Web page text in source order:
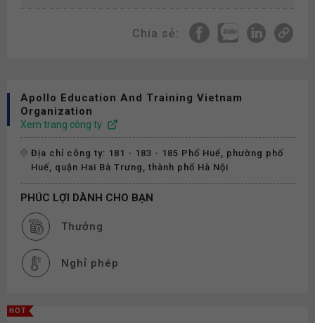
Chia sẻ:
Apollo Education And Training Vietnam
Organization
Xem trang công ty
Địa chỉ công ty: 181 - 183 - 185 Phố Huế, phường phố
Huế, quận Hai Bà Trưng, thành phố Hà Nội
PHÚC LỢI DÀNH CHO BẠN
Thưởng
Nghỉ phép
HOT